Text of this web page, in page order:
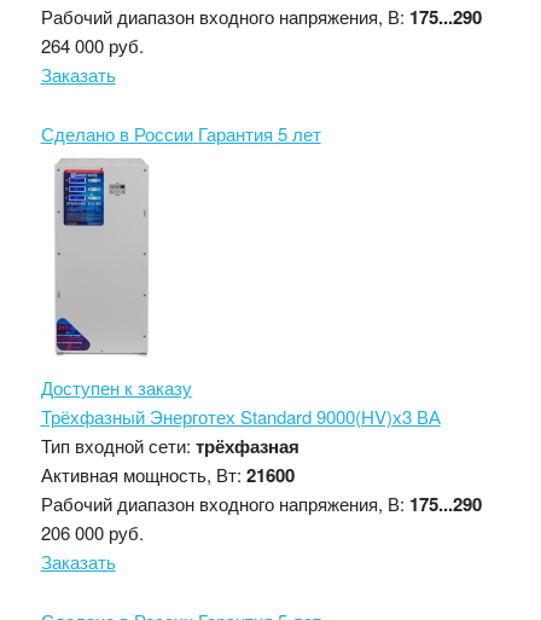
Рабочий диапазон входного напряжения, В: 175...290
264 000 руб.
Заказать
Сделано в России Гарантия 5 лет
Доступен к заказу
Трёхфазный Энерготех Standard 9000(HV)х3 ВА
Тип входной сети: трёхфазная
Активная мощность, Вт: 21600
Рабочий диапазон входного напряжения, В: 175...290
206 000 руб.
Заказать